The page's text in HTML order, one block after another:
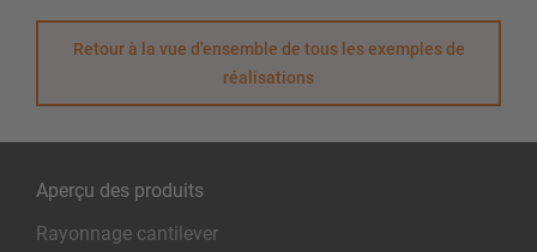
Retour à la vue d'ensemble de tous les exemples de
réalisations
Aperçu des produits
Rayonnage cantilever